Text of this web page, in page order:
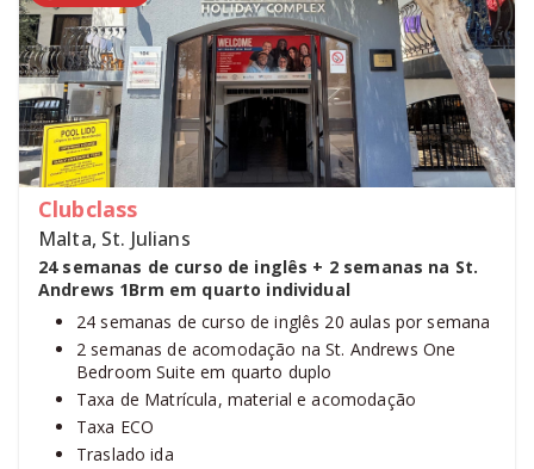
Clubclass
Malta, St. Julians
24 semanas de curso de inglês + 2 semanas na St.
Andrews 1Brm em quarto individual
24 semanas de curso de inglês 20 aulas por semana
2 semanas de acomodação na St. Andrews One
Bedroom Suite em quarto duplo
Taxa de Matrícula, material e acomodação
Taxa ECO
Traslado ida